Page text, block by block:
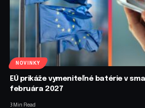
NOVINKY
EÚ prikáže vymeniteľné batérie v
februára 2027
3 Min Read